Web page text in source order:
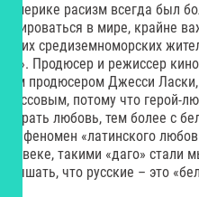
Америке расизм всегда был
в мире, крайне
средиземноморских
Продюсер и режиссер
продюсером Джесси
кассовым, потому что герой-
играть любовь, тем более с
феномен «латинского
XXI веке, такими «даго»
что русские – это